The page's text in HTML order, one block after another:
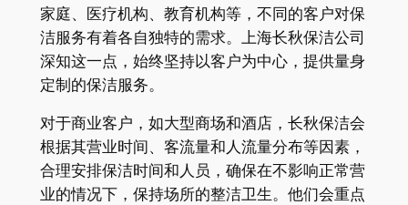
家庭、医疗机构、教育机构等，不同的客户对保
洁服务有着各自独特的需求。上海长秋保洁公司
深知这一点，始终坚持以客户为中心，提供量身
定制的保洁服务。
对于商业客户，如大型商场和酒店，长秋保洁会
根据其营业时间、客流量和人流量分布等因素，
合理安排保洁时间和人员，确保在不影响正常营
业的情况下，保持场所的整洁卫生。他们会重点